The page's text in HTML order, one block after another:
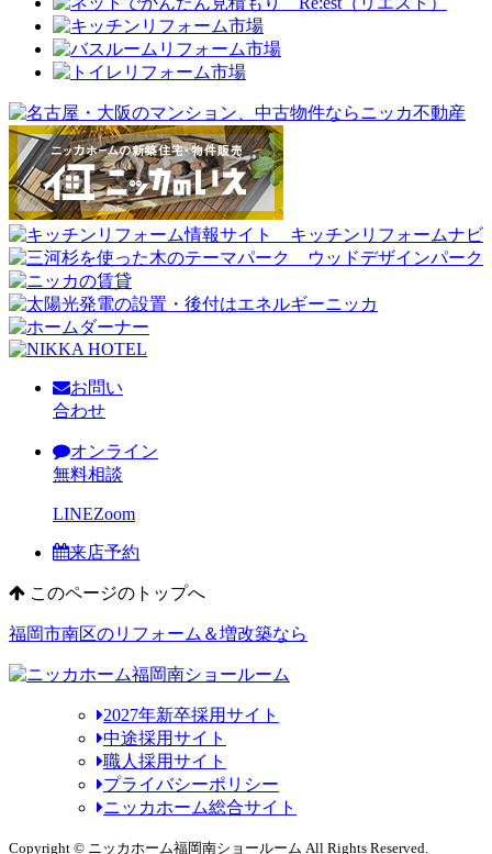
お問い
合わせ
オンライン
無料相談
LINEZoom
来店予約
このページのトップへ
福岡市南区のリフォーム＆増改築なら
2027年新卒採用サイト
中途採用サイト
職人採用サイト
プライバシーポリシー
ニッカホーム総合サイト
Copyright © ニッカホーム福岡南ショールーム All Rights Reserved.